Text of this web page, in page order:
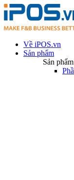
Về iPOS.vn
Sản phẩm
Sản phẩm